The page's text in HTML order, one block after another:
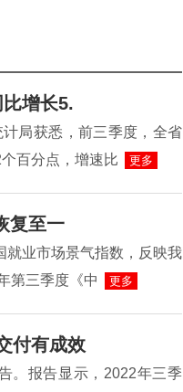
增长5.
局获悉，前三季度，全省
百分点，增速比
更多
复至一
就业市场景气指数，反映我
第三季度《中
更多
付有成效
。报告显示，2022年三季